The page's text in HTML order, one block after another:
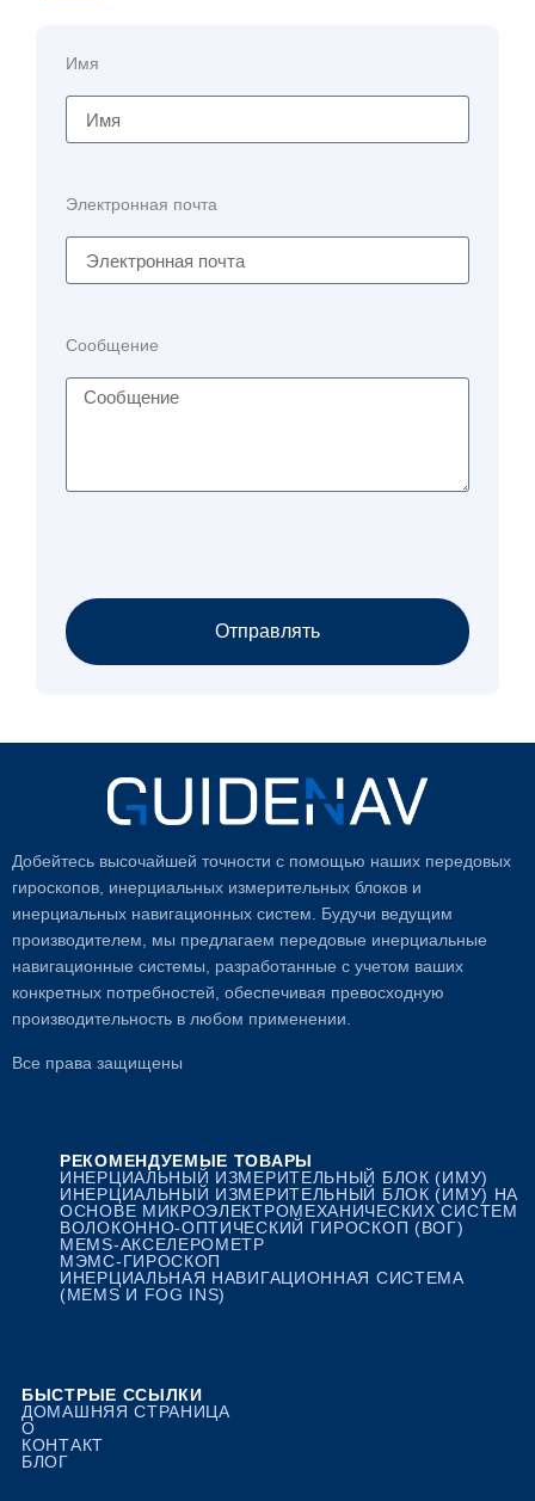
Имя
Электронная почта
Сообщение
Отправлять
Добейтесь высочайшей точности с помощью наших передовых
гироскопов, инерциальных измерительных блоков и
инерциальных навигационных систем. Будучи ведущим
производителем, мы предлагаем передовые инерциальные
навигационные системы, разработанные с учетом ваших
конкретных потребностей, обеспечивая превосходную
производительность в любом применении.
Все права защищены
РЕКОМЕНДУЕМЫЕ ТОВАРЫ
ИНЕРЦИАЛЬНЫЙ ИЗМЕРИТЕЛЬНЫЙ БЛОК (ИМУ)
ИНЕРЦИАЛЬНЫЙ ИЗМЕРИТЕЛЬНЫЙ БЛОК (ИМУ) НА
ОСНОВЕ МИКРОЭЛЕКТРОМЕХАНИЧЕСКИХ СИСТЕМ
ВОЛОКОННО-ОПТИЧЕСКИЙ ГИРОСКОП (ВОГ)
MEMS-АКСЕЛЕРОМЕТР
МЭМС-ГИРОСКОП
ИНЕРЦИАЛЬНАЯ НАВИГАЦИОННАЯ СИСТЕМА
(MEMS И FOG INS)
БЫСТРЫЕ ССЫЛКИ
ДОМАШНЯЯ СТРАНИЦА
О
КОНТАКТ
БЛОГ